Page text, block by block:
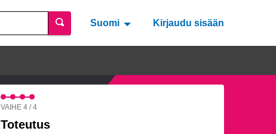
Suomi Valitse kieli Välj språk
Kirjaudu sisään
VAIHE 4 / 4
Toteutus